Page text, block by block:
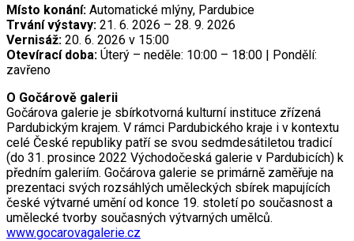
Místo konání: Automatické mlýny, Pardubice
Trvání výstavy: 21. 6. 2026 – 28. 9. 2026
Vernisáž: 20. 6. 2026 v 15:00
Otevírací doba: Úterý – neděle: 10:00 – 18:00 | Pondělí:
zavřeno
O Gočárově galerii
Gočárova galerie je sbírkotvorná kulturní instituce zřízená
Pardubickým krajem. V rámci Pardubického kraje i v kontextu
celé České republiky patří se svou sedmdesátiletou tradicí
(do 31. prosince 2022 Východočeská galerie v Pardubicích) k
předním galeriím. Gočárova galerie se primárně zaměřuje na
prezentaci svých rozsáhlých uměleckých sbírek mapujících
české výtvarné umění od konce 19. století po současnost a
umělecké tvorby současných výtvarných umělců.
www.gocarovagalerie.cz